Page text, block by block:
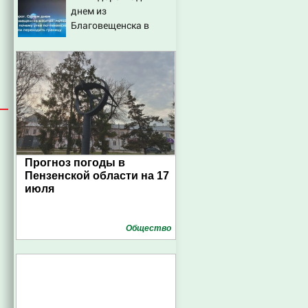
днем из
Благовещенска в
почему утке по-
пекински запретили
переходить границу
Прогноз погоды в
Пензенской области на 17
июля
Общество